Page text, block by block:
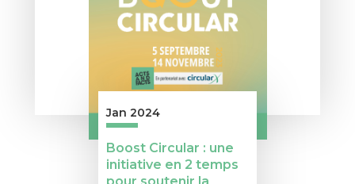
Jan 2024
Boost Circular : une
initiative en 2 temps